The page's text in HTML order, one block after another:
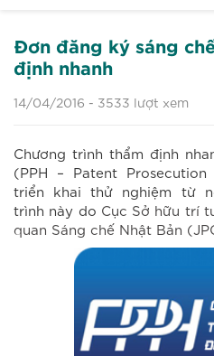
Đơn đăng ký sáng
định nhanh
14/04/2016 - 3533 lượt xem
Chương trình thẩm định
(PPH – Patent
triển khai thử nghiệm từ
trình này do Cục Sở hữu trí
quan Sáng chế Nhật Bản